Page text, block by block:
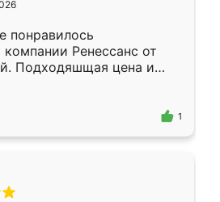
понравилось
Ренессанс от
Подходяшщая цена и
Приехавший
Владислав
эскизу самый
1